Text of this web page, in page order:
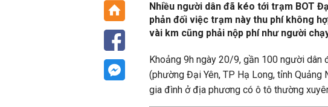
Nhiều người dân đã kéo tới trạm BOT
phản đối việc trạm này thu phí không
vài km cũng phải nộp phí như người
Khoảng 9h ngày 20/9, gần 100 người dân
(phường Đại Yên, TP Hạ Long, tỉnh
gia đình ở địa phương có ô tô thường